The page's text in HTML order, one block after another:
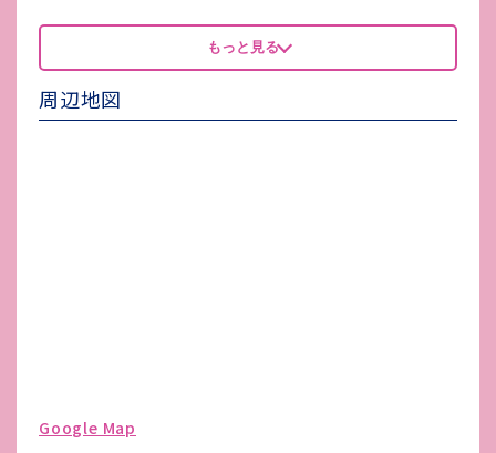
看板製作費
契約者負担
看板使用料・
維持管理費
-
鍵交換費
-
もっと見る
周辺地図
Google Map